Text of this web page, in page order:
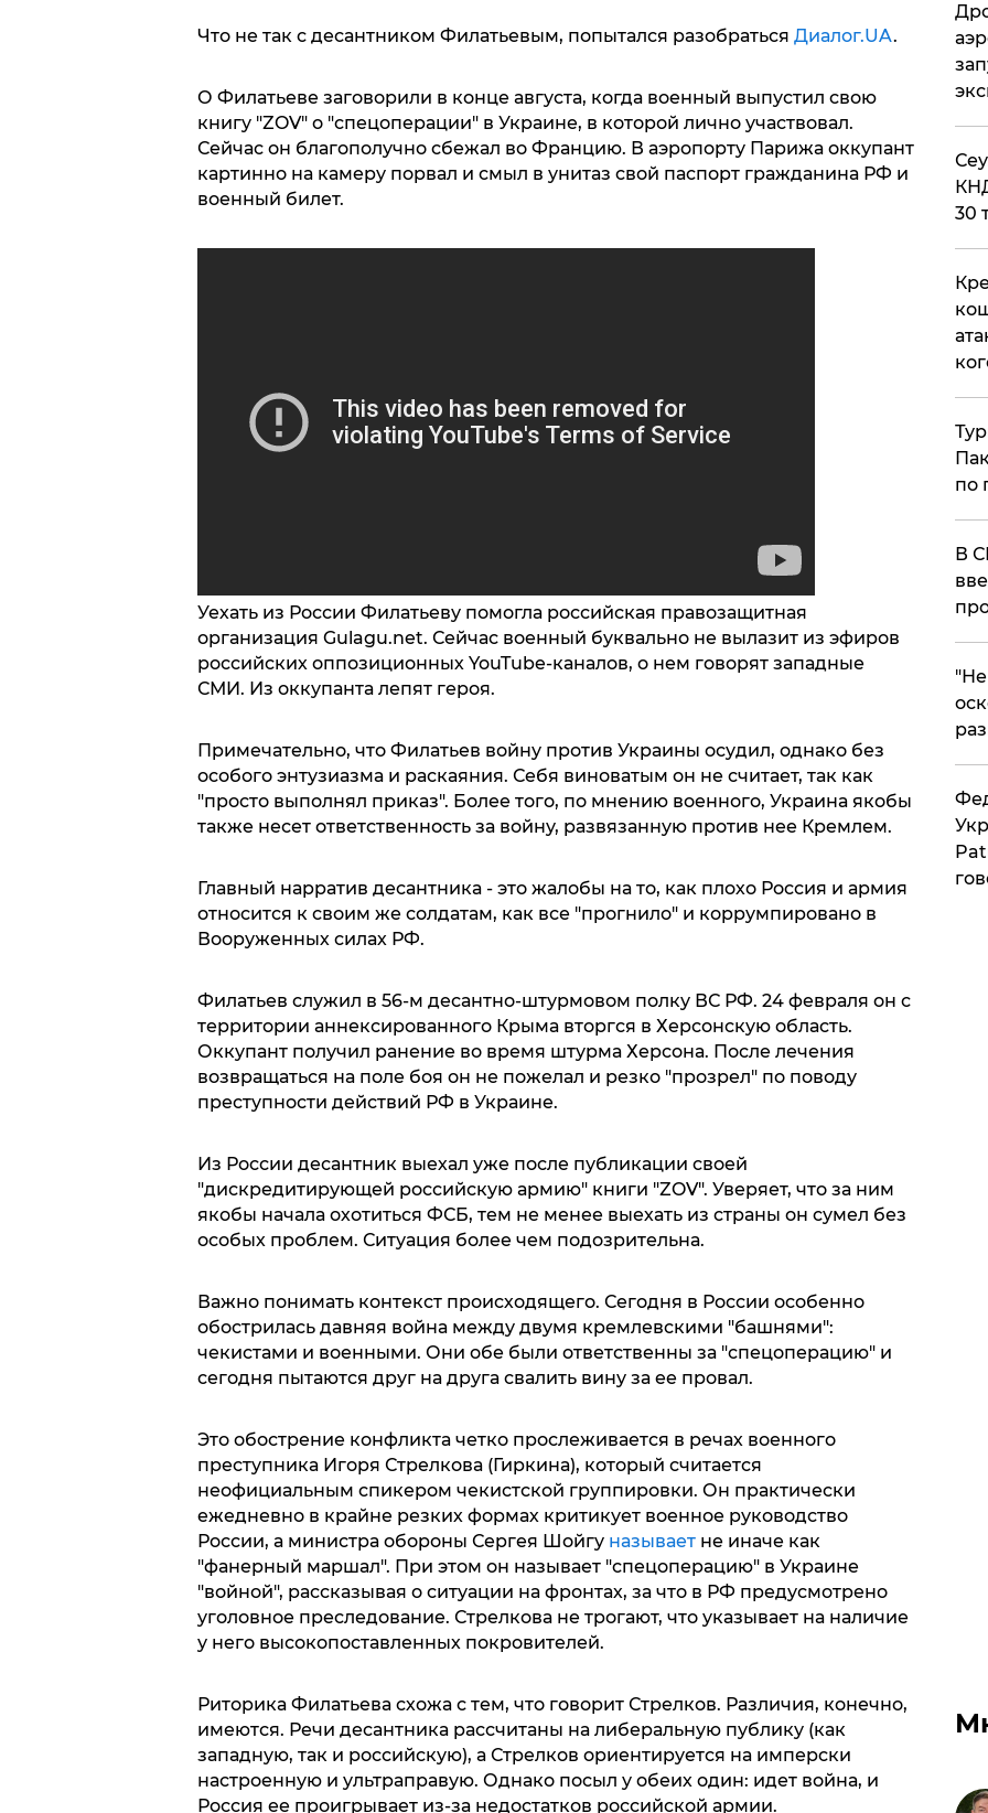
Что не так с десантником Филатьевым, попытался разобраться Диалог.UA.
О Филатьеве заговорили в конце августа, когда военный выпустил свою
книгу "ZOV" о "спецоперации" в Украине, в которой лично участвовал.
Сейчас он благополучно сбежал во Францию. В аэропорту Парижа оккупант
картинно на камеру порвал и смыл в унитаз свой паспорт гражданина РФ и
военный билет.
Уехать из России Филатьеву помогла российская правозащитная
организация Gulagu.net. Сейчас военный буквально не вылазит из эфиров
российских оппозиционных YouTube-каналов, о нем говорят западные
СМИ. Из оккупанта лепят героя.
Примечательно, что Филатьев войну против Украины осудил, однако без
особого энтузиазма и раскаяния. Себя виноватым он не считает, так как
"просто выполнял приказ". Более того, по мнению военного, Украина якобы
также несет ответственность за войну, развязанную против нее Кремлем.
Главный нарратив десантника - это жалобы на то, как плохо Россия и армия
относится к своим же солдатам, как все "прогнило" и коррумпировано в
Вооруженных силах РФ.
Филатьев служил в 56-м десантно-штурмовом полку ВС РФ. 24 февраля он с
территории аннексированного Крыма вторгся в Херсонскую область.
Оккупант получил ранение во время штурма Херсона. После лечения
возвращаться на поле боя он не пожелал и резко "прозрел" по поводу
преступности действий РФ в Украине.
Из России десантник выехал уже после публикации своей
"дискредитирующей российскую армию" книги "ZOV". Уверяет, что за ним
якобы начала охотиться ФСБ, тем не менее выехать из страны он сумел без
особых проблем. Ситуация более чем подозрительна.
Важно понимать контекст происходящего. Сегодня в России особенно
обострилась давняя война между двумя кремлевскими "башнями":
чекистами и военными. Они обе были ответственны за "спецоперацию" и
сегодня пытаются друг на друга свалить вину за ее провал.
Это обострение конфликта четко прослеживается в речах военного
преступника Игоря Стрелкова (Гиркина), который считается
неофициальным спикером чекистской группировки. Он практически
ежедневно в крайне резких формах критикует военное руководство
России, а министра обороны Сергея Шойгу называетне иначе как
"фанерный маршал". При этом он называет "спецоперацию" в Украине
"войной", рассказывая о ситуации на фронтах, за что в РФ предусмотрено
уголовное преследование. Стрелкова не трогают, что указывает на наличие
у него высокопоставленных покровителей.
Риторика Филатьева схожа с тем, что говорит Стрелков. Различия, конечно,
имеются. Речи десантника рассчитаны на либеральную публику (как
западную, так и российскую), а Стрелков ориентируется на имперски
настроенную и ультраправую. Однако посыл у обеих один: идет война, и
Россия ее проигрывает из-за недостатков российской армии.
30
по
В